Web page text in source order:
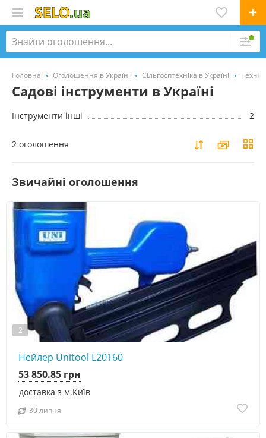
Головна Оголошення в Україні Сільгосптехніка в Україні
Садові інструменти в Україні
Інструменти інші 2
2 оголошення
Звичайні оголошення
2
Нейлер Unitool L20160
доставка з м.Київ
53 850.85 грн
30 липня